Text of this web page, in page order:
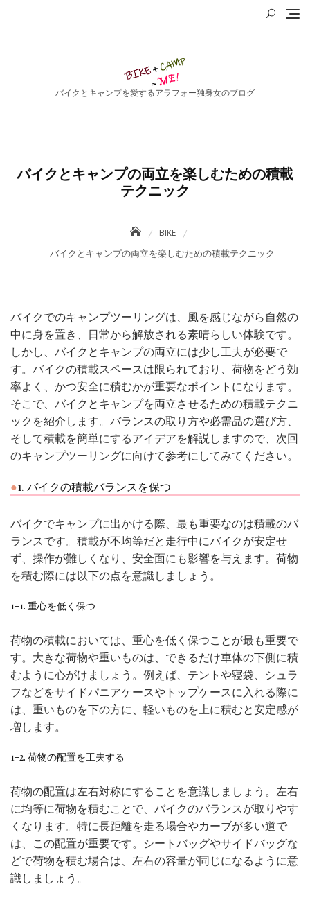
バイクとキャンプを愛するアラフォー独身女のブログ
バイクとキャンプの両立を楽しむための積載
テクニック
BIKE
バイクとキャンプの両立を楽しむための積載テクニック
バイクでのキャンプツーリングは、風を感じながら自然の
中に身を置き、日常から解放される素晴らしい体験です。
しかし、バイクとキャンプの両立には少し工夫が必要で
す。バイクの積載スペースは限られており、荷物をどう効
率よく、かつ安全に積むかが重要なポイントになります。
そこで、バイクとキャンプを両立させるための積載テクニ
ックを紹介します。バランスの取り方や必需品の選び方、
そして積載を簡単にするアイデアを解説しますので、次回
のキャンプツーリングに向けて参考にしてみてください。
1. バイクの積載バランスを保つ
バイクでキャンプに出かける際、最も重要なのは積載のバ
ランスです。積載が不均等だと走行中にバイクが安定せ
ず、操作が難しくなり、安全面にも影響を与えます。荷物
を積む際には以下の点を意識しましょう。
1-1. 重心を低く保つ
荷物の積載においては、重心を低く保つことが最も重要で
す。大きな荷物や重いものは、できるだけ車体の下側に積
むように心がけましょう。例えば、テントや寝袋、シュラ
フなどをサイドパニアケースやトップケースに入れる際に
は、重いものを下の方に、軽いものを上に積むと安定感が
増します。
1-2. 荷物の配置を工夫する
荷物の配置は左右対称にすることを意識しましょう。左右
に均等に荷物を積むことで、バイクのバランスが取りやす
くなります。特に長距離を走る場合やカーブが多い道で
は、この配置が重要です。シートバッグやサイドバッグな
どで荷物を積む場合は、左右の容量が同じになるように意
識しましょう。